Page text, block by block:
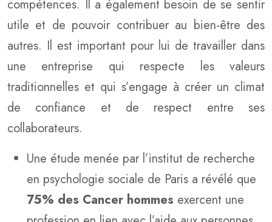
compétences. Il a également besoin de se sentir
utile et de pouvoir contribuer au bien-être des
autres. Il est important pour lui de travailler dans
une entreprise qui respecte les valeurs
traditionnelles et qui s’engage à créer un climat
de confiance et de respect entre ses
collaborateurs.
Une étude menée par l’institut de recherche
en psychologie sociale de Paris a révélé que
75% des Cancer hommes exercent une